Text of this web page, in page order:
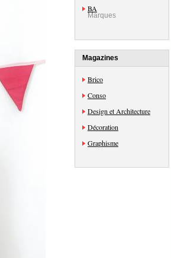
BA
Marques
Magazines
Brico
Conso
Design et Architecture
Décoration
Graphisme